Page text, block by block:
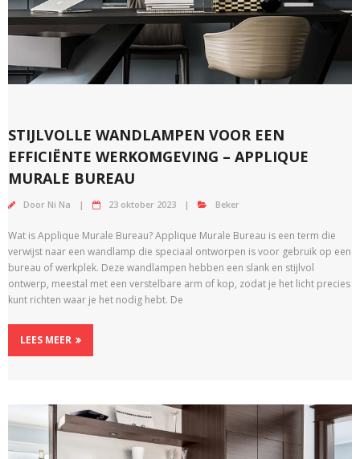
STIJLVOLLE WANDLAMPEN VOOR EEN
EFFICIËNTE WERKOMGEVING – APPLIQUE
MURALE BUREAU
Door Ni Na 23 oktober 2023 Beker
Wat is Applique Murale Bureau? Applique Murale Bureau is een term die
verwijst naar een wandlamp die speciaal ontworpen is voor gebruik op een
bureau of werkplek. Deze wandlampen hebben een slank en stijlvol
ontwerp, meestal met een verstelbare arm of kop, zodat je het licht precies
kunt richten waar je het nodig hebt. De
LEES MEER